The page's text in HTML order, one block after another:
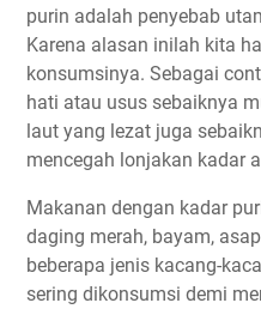
purin adalah penyebab
Karena alasan inilah kita
konsumsinya. Sebagai
hati atau usus sebaiknya
laut yang lezat juga
mencegah lonjakan kadar
Makanan dengan kadar
daging merah, bayam,
beberapa jenis kacang-
sering dikonsumsi demi